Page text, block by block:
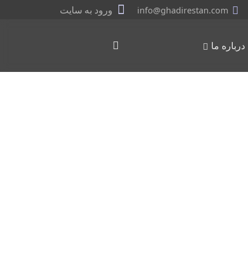
ورود به سایت info@ghadirestan.com
درباره ما